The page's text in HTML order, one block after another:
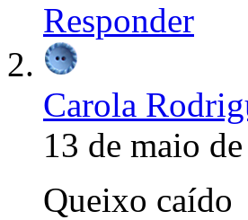
Responder
Carola
13 de maio
Queixo caído